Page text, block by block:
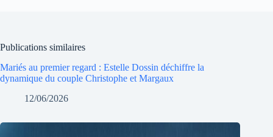
Publications similaires
Mariés au premier regard : Estelle Dossin déchiffre la
dynamique du couple Christophe et Margaux
12/06/2026